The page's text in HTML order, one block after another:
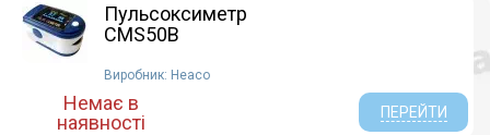
Пульсоксиметр
CMS50В
Виробник: Heaco
Немає в
наявності
ПЕРЕЙТИ